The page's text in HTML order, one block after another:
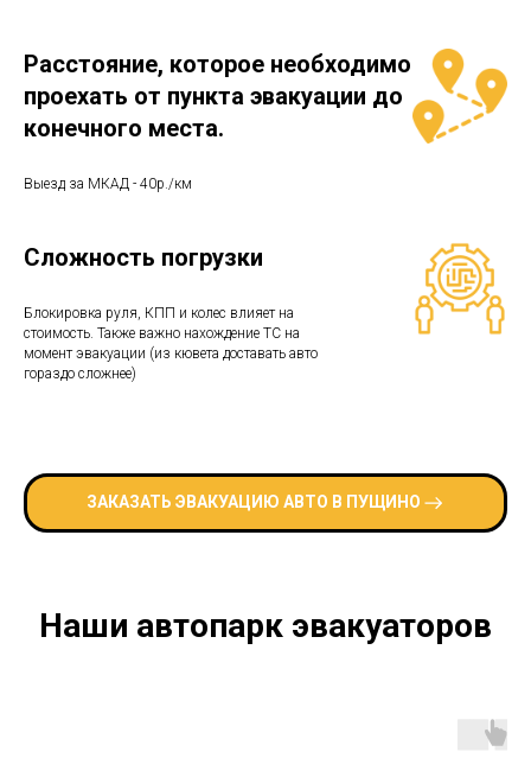
Расстояние, которое необходимо
проехать от пункта эвакуации до
конечного места.
Выезд за МКАД - 40р./км
Сложность погрузки
Блокировка руля, КПП и колес влияет на
стоимость. Также важно нахождение ТС на
момент эвакуации (из кювета доставать авто
гораздо сложнее)
ЗАКАЗАТЬ ЭВАКУАЦИЮ АВТО В ПУЩИНО
Наши автопарк эвакуаторов